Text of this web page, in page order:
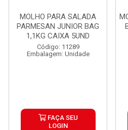
MOLHO PARA SALADA
PARMESAN JUNIOR BAG
1,1KG CAIXA 5UND
Código: 11289
Embalagem: Unidade
FAÇA SEU
LOGIN